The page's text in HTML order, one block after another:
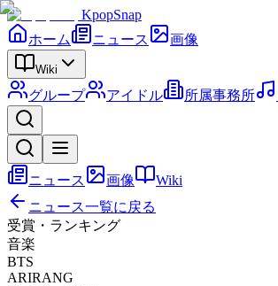
KpopSnap
ホーム
ニュース 画像
Wiki
グループ アイドル 所属事務所
ニュース 画像
Wiki
ニュース一覧に戻る
受賞・ランキング
音楽
BTS
ARIRANG